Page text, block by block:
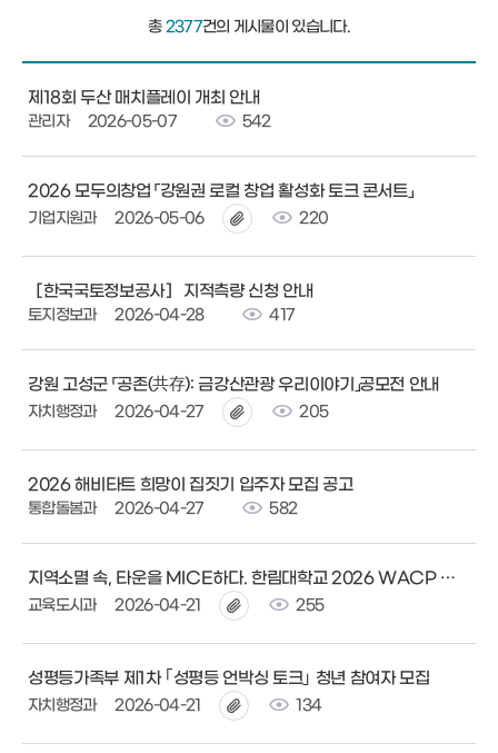
총2377건의 게시물이 있습니다.
제18회 두산 매치플레이 개최 안내
관리자 2026-05-07 542
2026 모두의창업 「강원권 로컬 창업 활성화 토크 콘서트」
기업지원과 2026-05-06 220
［한국국토정보공사］ 지적측량 신청 안내
토지정보과 2026-04-28 417
강원 고성군 「공존(共存): 금강산관광 우리이야기」공모전 안내
자치행정과 2026-04-27 205
2026 해비타트 희망이 집짓기 입주자 모집 공고
통합돌봄과 2026-04-27 582
지역소멸 속, 타운을 MICE하다. 한림대학교 2026 WACP 포럼 개최 안내(04.30)
교육도시과 2026-04-21 255
성평등가족부 제1차 ｢성평등 언박싱 토크｣ 청년 참여자 모집
자치행정과 2026-04-21 134